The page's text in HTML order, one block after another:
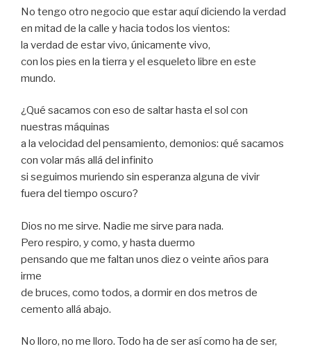
No tengo otro negocio que estar aquí diciendo la verdad
en mitad de la calle y hacia todos los vientos:
la verdad de estar vivo, únicamente vivo,
con los pies en la tierra y el esqueleto libre en este
mundo.
¿Qué sacamos con eso de saltar hasta el sol con
nuestras máquinas
a la velocidad del pensamiento, demonios: qué sacamos
con volar más allá del infinito
si seguimos muriendo sin esperanza alguna de vivir
fuera del tiempo oscuro?
Dios no me sirve. Nadie me sirve para nada.
Pero respiro, y como, y hasta duermo
pensando que me faltan unos diez o veinte años para
irme
de bruces, como todos, a dormir en dos metros de
cemento allá abajo.
No lloro, no me lloro. Todo ha de ser así como ha de ser,